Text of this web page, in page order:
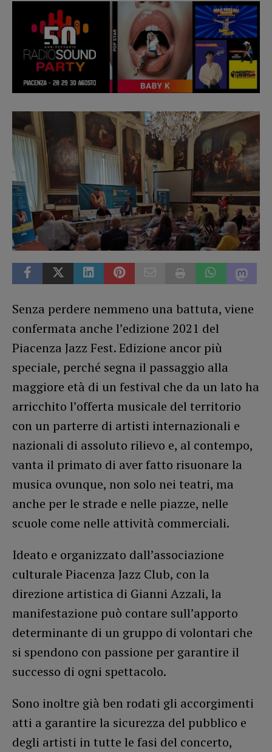
Senza perdere nemmeno una battuta, viene
confermata anche l’edizione 2021 del
Piacenza Jazz Fest. Edizione ancor più
speciale, perché segna il passaggio alla
maggiore età di un festival che da un lato ha
arricchito l’offerta musicale del territorio
con un parterre di artisti internazionali e
nazionali di assoluto rilievo e, al contempo,
vanta il primato di aver fatto risuonare la
musica ovunque, non solo nei teatri, ma
anche per le strade e nelle piazze, nelle
scuole come nelle attività commerciali.
Ideato e organizzato dall’associazione
culturale Piacenza Jazz Club, con la
direzione artistica di Gianni Azzali, la
manifestazione può contare sull’apporto
determinante di un gruppo di volontari che
si spendono con passione per garantire il
successo di ogni spettacolo.
Sono inoltre già ben rodati gli accorgimenti
atti a garantire la sicurezza del pubblico e
degli artisti in tutte le fasi del concerto,